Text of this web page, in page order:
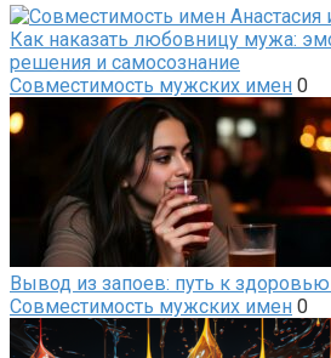
Как наказать любовницу мужа:
решения и самосознание
Совместимость мужских имен 0
Вывод из запоев: путь к
Совместимость мужских имен 0